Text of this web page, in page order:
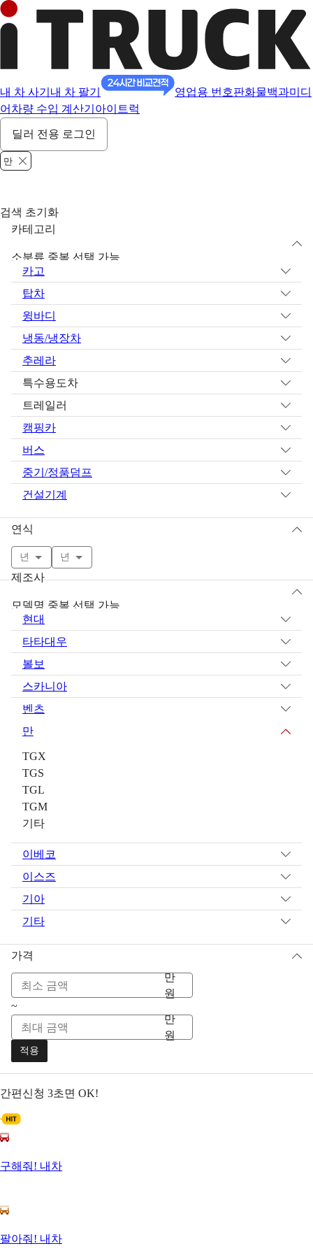
내 차 사기 내 차 팔기 영업용 번호판화물백과미디
어 차량 수입 계산기 아이트럭
딜러 전용 로그인
만
검색 초기화
카테고리
소분류 중복 선택 가능
카고
탑차
윙바디
냉동/냉장차
추레라
특수용도차
트레일러
캠핑카
버스
중기/정품덤프
건설기계
연식
년 년
제조사
모델명 중복 선택 가능
현대
타타대우
볼보
스카니아
벤츠
만
TGX
TGS
TGL
TGM
기타
이베코
이스즈
기아
기타
가격
만
원
~
만
원
적용
간편신청 3초면 OK!
구해줘! 내차
팔아줘! 내차